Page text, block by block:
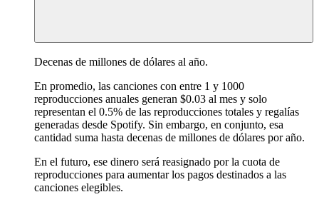
Decenas de millones de dólares al año.
En promedio, las canciones con entre 1 y 1000
reproducciones anuales generan $0.03 al mes y solo
representan el 0.5% de las reproducciones totales y regalías
generadas desde Spotify. Sin embargo, en conjunto, esa
cantidad suma hasta decenas de millones de dólares por año.
En el futuro, ese dinero será reasignado por la cuota de
reproducciones para aumentar los pagos destinados a las
canciones elegibles.